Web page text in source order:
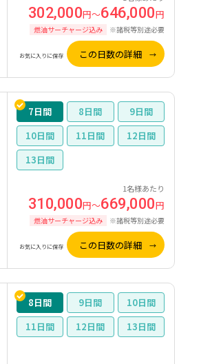
302,000円～646,000円
燃油サーチャージ込み ※諸税等別途必要
お気に入りに保存 この日数の詳細
7 8
9
10
11
12
13
1名様あたり
310,000円～669,000円
燃油サーチャージ込み ※諸税等別途必要
お気に入りに保存 この日数の詳細
8 9
10
11
12 13